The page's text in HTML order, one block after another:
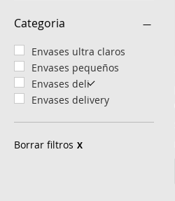
Categoria
Envases ultra claros
Envases pequeños
Envases deli
Envases delivery
Borrar filtros X